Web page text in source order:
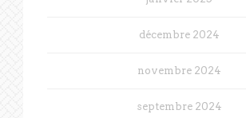
décembre 2024
novembre 2024
septembre 2024